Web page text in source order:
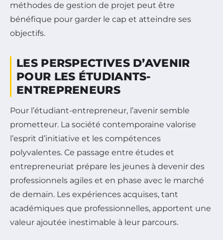
méthodes de gestion de projet peut être
bénéfique pour garder le cap et atteindre ses
objectifs.
LES PERSPECTIVES D’AVENIR
POUR LES ÉTUDIANTS-
ENTREPRENEURS
Pour l’étudiant-entrepreneur, l’avenir semble
prometteur. La société contemporaine valorise
l’esprit d’initiative et les compétences
polyvalentes. Ce passage entre études et
entrepreneuriat prépare les jeunes à devenir des
professionnels agiles et en phase avec le marché
de demain. Les expériences acquises, tant
académiques que professionnelles, apportent une
valeur ajoutée inestimable à leur parcours.